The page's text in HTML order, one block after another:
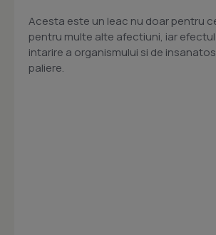
Acesta este un leac nu doar pentru
pentru multe alte afectiuni, iar
intarire a organismului si de
paliere.